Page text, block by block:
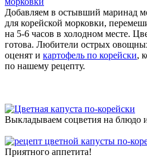
Добавляем в остывший маринад
для корейской морковки,
на 5-6 часов в холодном месте.
готова. Любители острых
оценят и картофель по корейски,
по нашему рецепту.
Выкладываем соцветия на блюдо
Приятного аппетита!